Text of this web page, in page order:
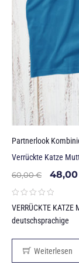
Partnerlook
Verrückte Katze
60,00€ 48,00
VERRÜCKTE
deutschsprachige
Weiterlesen